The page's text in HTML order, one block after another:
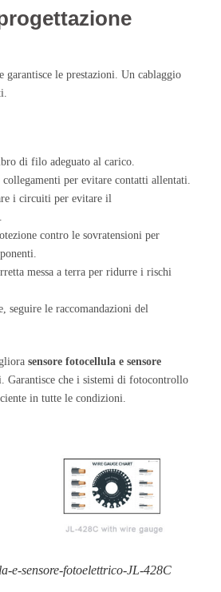
garantisce le prestazioni. Un cablaggio
di filo adeguato al carico.
per evitare contatti allentati.
i circuiti per evitare il
contro le sovratensioni per
messa a terra per ridurre i rischi
seguire le raccomandazioni del
sensore fotocellula e sensore
Garantisce che i sistemi di fotocontrollo
in tutte le condizioni.
e-sensore-fotoelettrico-JL-428C